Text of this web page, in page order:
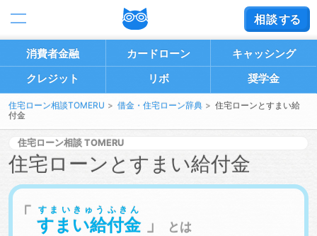
消費者金融 カードローン
キャッシング
クレジット
リボ 奨学金
住宅ローン相談TOMERU 借金・住宅ローン辞典
住宅ローンとすまい給
付金
住宅ローン相談
住宅ローンとすまい給付金
すまい給付金
すまいきゅうふきん
とは
相談する